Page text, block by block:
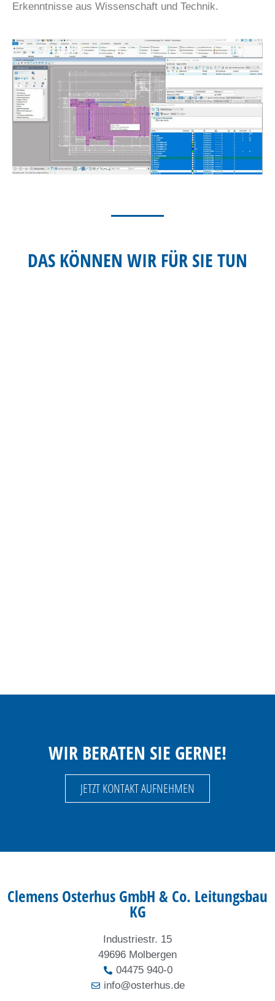
Erkenntnisse aus Wissenschaft und Technik.
DAS KÖNNEN WIR FÜR SIE TUN
WIR BERATEN SIE GERNE!
JETZT KONTAKT AUFNEHMEN
Clemens Osterhus GmbH & Co. Leitungsbau
KG
Industriestr. 15
49696 Molbergen
04475 940-0
info@osterhus.de